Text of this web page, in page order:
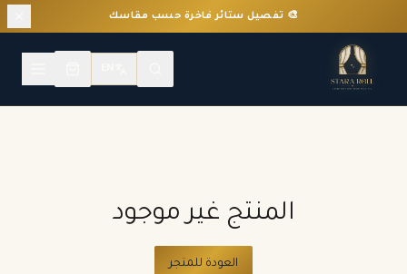
🎨 تفصيل ستائر فاخرة حسب مقاسك
المنتج غير موجود
العودة للمتجر